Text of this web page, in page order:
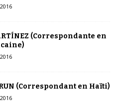
(Correspondante en
(Correspondant en Haïti)